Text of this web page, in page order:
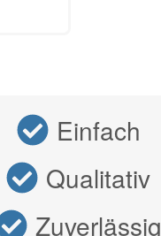
Einfach
Qualitativ
Zuverlässig